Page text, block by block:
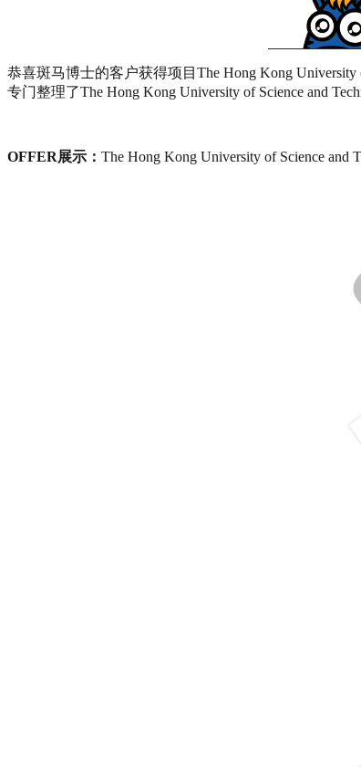
恭喜斑马博士的客户获得项目The Hong Kong
专门整理了The Hong Kong University of Science and
OFFER展示： The Hong Kong University of Science